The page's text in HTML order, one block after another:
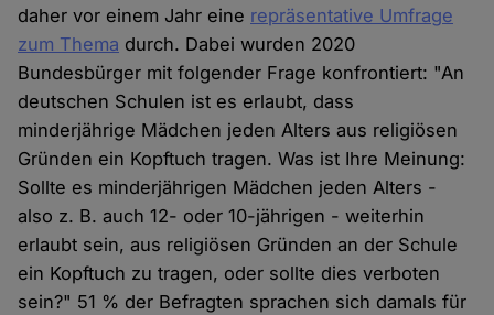
daher vor einem Jahr eine repräsentative Umfrage
zum Thema durch. Dabei wurden 2020
Bundesbürger mit folgender Frage konfrontiert: "An
deutschen Schulen ist es erlaubt, dass
minderjährige Mädchen jeden Alters aus religiösen
Gründen ein Kopftuch tragen. Was ist Ihre Meinung:
Sollte es minderjährigen Mädchen jeden Alters -
also z. B. auch 12- oder 10-jährigen - weiterhin
erlaubt sein, aus religiösen Gründen an der Schule
ein Kopftuch zu tragen, oder sollte dies verboten
sein?" 51 % der Befragten sprachen sich damals für